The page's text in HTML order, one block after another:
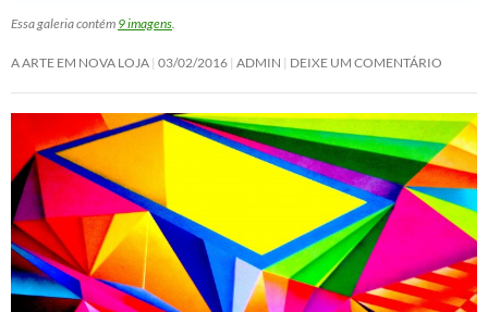
Essa galeria contém 9 imagens
A ARTE EM NOVA LOJA 03/02/2016 ADMIN DEIXE UM COMENTÁRIO